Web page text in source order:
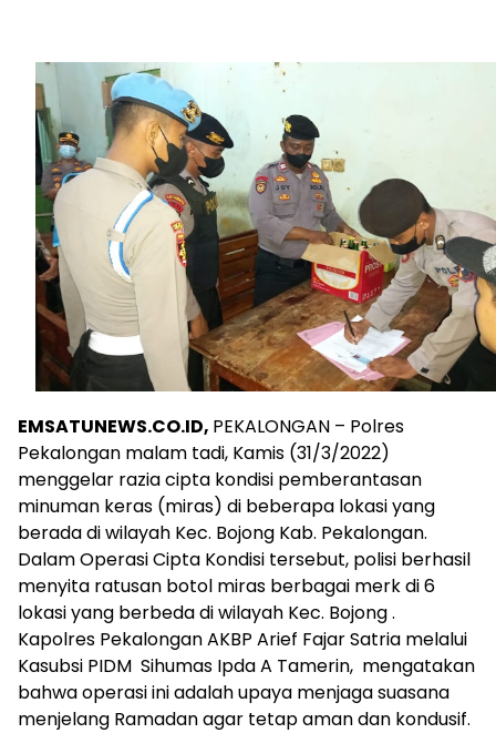
EMSATUNEWS.CO.ID, PEKALONGAN – Polres
Pekalongan malam tadi, Kamis (31/3/2022)
menggelar razia cipta kondisi pemberantasan
minuman keras (miras) di beberapa lokasi yang
berada di wilayah Kec. Bojong Kab. Pekalongan.
Dalam Operasi Cipta Kondisi tersebut, polisi berhasil
menyita ratusan botol miras berbagai merk di 6
lokasi yang berbeda di wilayah Kec. Bojong .
Kapolres Pekalongan AKBP Arief Fajar Satria melalui
Kasubsi PIDM Sihumas Ipda A Tamerin, mengatakan
bahwa operasi ini adalah upaya menjaga suasana
menjelang Ramadan agar tetap aman dan kondusif.